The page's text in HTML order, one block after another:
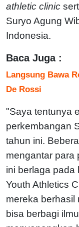
athletic clinic
Suryo Agung
Indonesia.
Baca Juga :
Langsung Bawa
De Rossi
"Saya tentunya
perkembangan
tahun ini.
mengantar para
ini berlaga pada
Youth Athletics
mereka berhasil
bisa berbagi